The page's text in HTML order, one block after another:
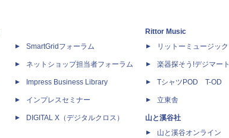
SmartGridフォーラム
ネットショップ担当者フォーラム
Impress Business Library
インプレスセミナー
DIGITAL X（デジタルクロス）
Rittor Music
リットーミュージック
楽器探そう!デジマート
TシャツPOD T-OD
立東舎
山と溪谷社
山と溪谷オンライン